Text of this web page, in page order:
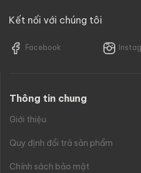
Kết nối với chúng tôi
Facebook
Thông tin chung
Giới thiệu
Quy định đổi trả sản phẩm
Chính sách bảo mật